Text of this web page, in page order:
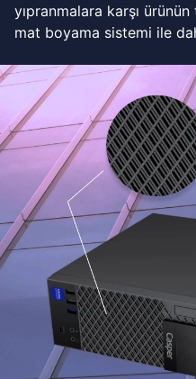
yıpranmalara karşı
mat boyama sistemi ile